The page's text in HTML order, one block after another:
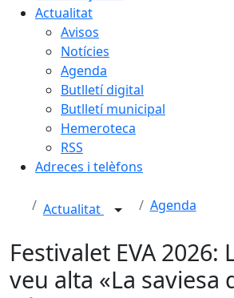
Actualitat
Avisos
Notícies
Agenda
Butlletí digital
Butlletí municipal
Hemeroteca
RSS
Adreces i telèfons
Actualitat Agenda
Festivalet EVA 2026:
veu alta «La saviesa